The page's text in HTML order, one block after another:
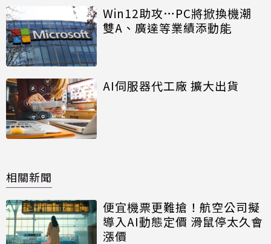
Win12助攻…PC將掀換機潮
雙A、廣達等業績添動能
AI伺服器代工廠 擴大出貨
相關新聞
便宜機票更難搶！航空公司擬
導入AI動態定價 滑鼠停太久會
漲價